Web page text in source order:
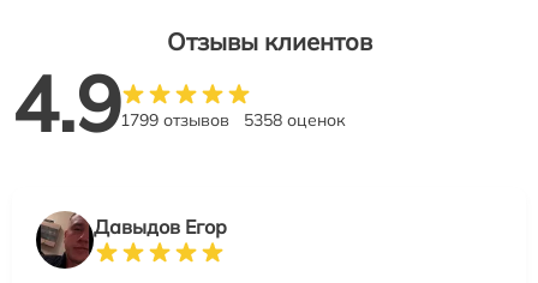
Отзывы клиентов
4.91799 отзывов 5358 оценок
Давыдов Егор